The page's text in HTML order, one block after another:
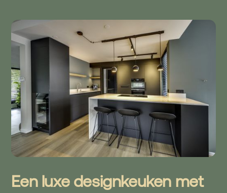
Een luxe designkeuken met